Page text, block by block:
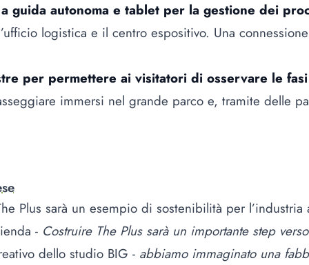
guida autonoma e tablet per la gestione dei
logistica e il centro espositivo. Una
per permettere ai visitatori di osservare le
immersi nel grande parco e, tramite delle
Plus sarà un esempio di sostenibilità per
- Costruire The Plus sarà un importante step
dello studio BIG - abbiamo immaginato una